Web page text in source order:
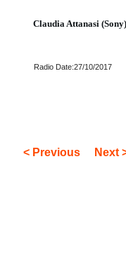
Claudia Attanasi (Sony)
Radio Date:27/10/2017
< Previous Next